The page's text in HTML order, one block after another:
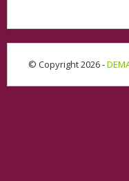
© Copyright 2026 -